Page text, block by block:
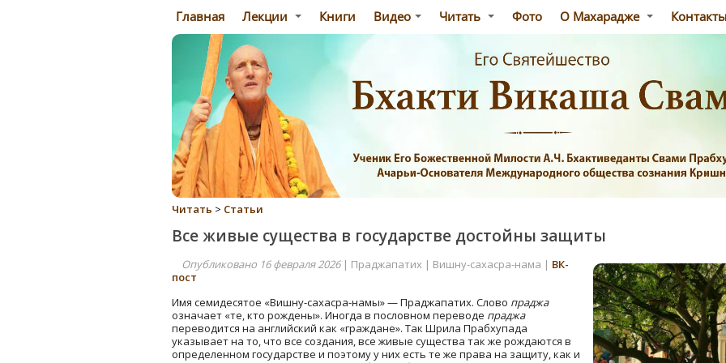
Главная Лекции Книги Видео Читать Фото О Махарадже
Читать > Статьи
Все живые существа в государстве достойны защиты
Опубликовано 16 февраля 2026| Праджапатих | Вишну-сахасра-нама | ВК-
пост
Имя семидесятое «Вишну-сахасра-намы» — Праджапатих. Слово праджа
означает «те, кто рождены». Иногда в пословном переводе праджа
переводится на английский как «граждане». Так Шрила Прабхупада
указывает на то, что все создания, все живые существа так же рождаются в
определенном государстве и поэтому у них есть те же права на защиту, как и